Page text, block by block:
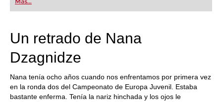
Un retrado de Nana
Dzagnidze
Nana tenía ocho años cuando nos enfrentamos por primera vez
en la ronda dos del Campeonato de Europa Juvenil. Estaba
bastante enferma. Tenía la nariz hinchada y los ojos le